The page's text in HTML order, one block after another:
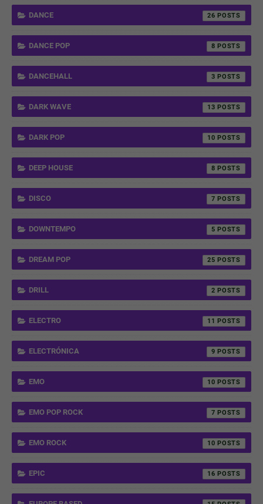
DANCE 26
DANCE POP 8
DANCEHALL 3
DARK WAVE 13
DARK POP 10
DEEP HOUSE 8
DISCO 7
DOWNTEMPO 5
DREAM POP 25
DRILL 2
ELECTRO 11
ELECTRÓNICA 9
EMO 10
EMO POP ROCK 7
EMO ROCK 10
EPIC 16